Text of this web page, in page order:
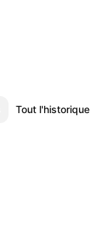
Tout l'historique